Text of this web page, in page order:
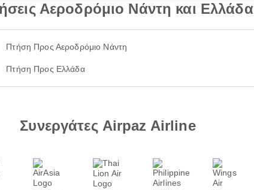
Αεροδρόμιο Νάντη και Ελλάδα
Πτήση Προς Αεροδρόμιο Νάντη
Πτήση Προς Ελλάδα
Συνεργάτες Airpaz Airline